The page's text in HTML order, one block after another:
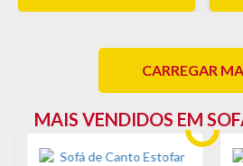
CARREGAR
MAIS VENDIDOS EM